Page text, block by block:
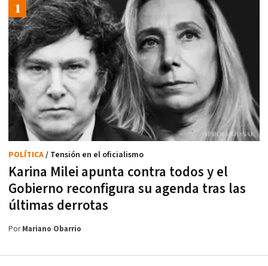
Karina Milei apunta contra todos y el
Gobierno reconfigura su agenda tras las
últimas derrotas
POLÍTICA/ Tensión en el oficialismo
PorMariano Obarrio